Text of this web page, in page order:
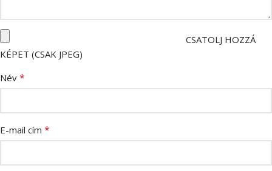
CSATOLJ HOZZÁ
KÉPET (CSAK JPEG)
Név *
E-mail cím *